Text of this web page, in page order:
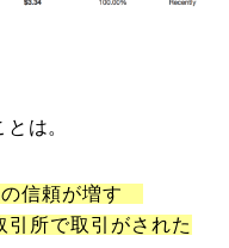
は。
の信頼が増す
引所で取引がされた